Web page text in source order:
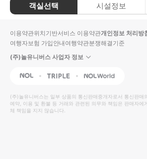
객실선택 시설정보
이용약관위치기반서비스 이용약관개인정보 처리방
여행자보험 가입안내여행약관분쟁해결기준
(주)놀유니버스 사업자 정보
NOL Triple Interpark Global
(주)놀유니버스는 일부 상품의 통신판매중개자로서 통신판매
예약, 이용 및 환불 등 거래와 관련된 의무와 책임은 판매자에
체 책임을 지지 않습니다.